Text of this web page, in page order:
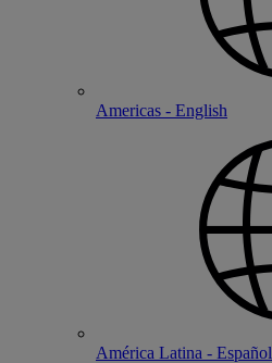
Americas - English
América Latina - Español